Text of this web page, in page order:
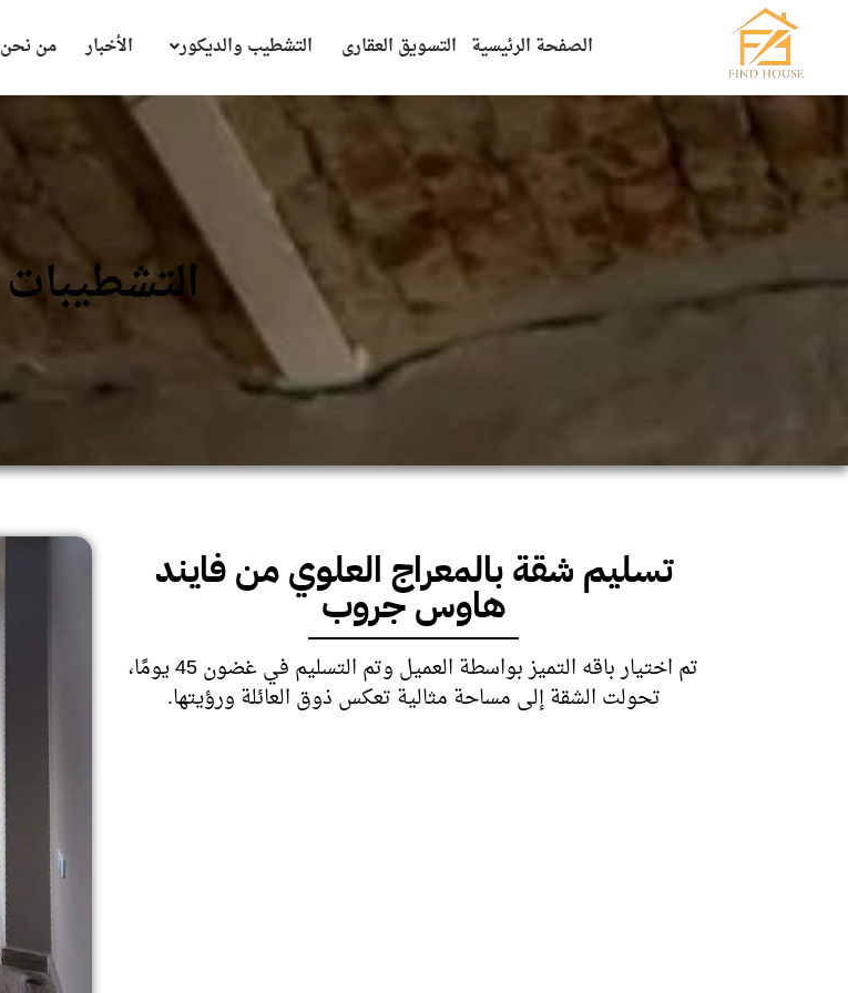
الصفحة الرئيسية التسويق العقارى التشطيب والديكور الأخبار من نحن
التشطيبات
تسليم شقة بالمعراج العلوي من فايند
هاوس جروب
تم اختيار باقه التميز بواسطة العميل وتم التسليم في غضون 45 يومًا،
تحولت الشقة إلى مساحة مثالية تعكس ذوق العائلة ورؤيتها.